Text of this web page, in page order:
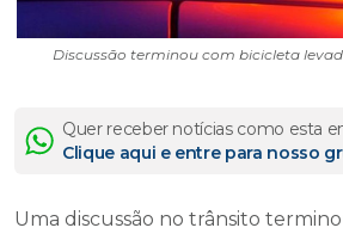
Discussão terminou com bicicleta
Quer receber notícias como esta
Clique aqui e entre para nosso
Uma discussão no trânsito